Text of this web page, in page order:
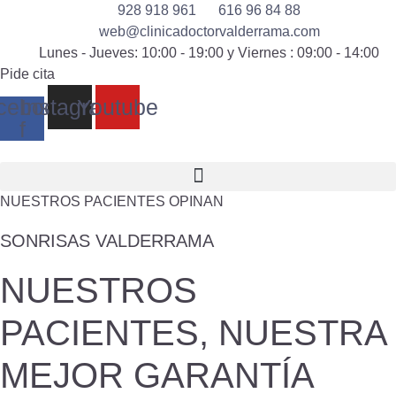
928 918 961
616 96 84 88
web@clinicadoctorvalderrama.com
Lunes - Jueves: 10:00 - 19:00 y Viernes : 09:00 - 14:00
Pide cita
f
Instagram
Youtube
NUESTROS PACIENTES OPINAN
SONRISAS VALDERRAMA
NUESTROS
PACIENTES, NUESTRA
MEJOR GARANTÍA